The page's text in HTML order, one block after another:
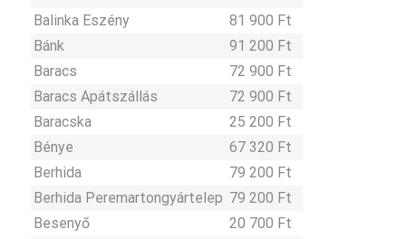
Balinka Eszény
81 900 Ft
Bánk
91 200 Ft
Baracs
72 900 Ft
Baracs Apátszállás
72 900 Ft
Baracska
25 200 Ft
Bénye
67 320 Ft
Berhida
79 200 Ft
Berhida Peremartongyártelep 79 200 Ft
Besenyő
20 700 Ft